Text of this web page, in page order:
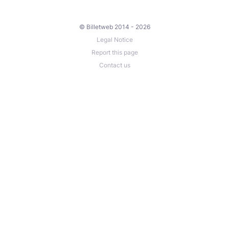
© Billetweb 2014 - 2026
Legal Notice
Report this page
Contact us